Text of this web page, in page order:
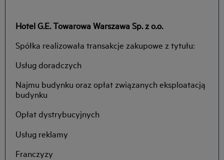
Hotel G.E. Towarowa Warszawa Sp. z o.o.
Spółka realizowała transakcje zakupowe z tytułu:
Usług doradczych
Najmu budynku oraz opłat związanych eksploatacją
budynku
Opłat dystrybucyjnych
Usług reklamy
Franczyzy